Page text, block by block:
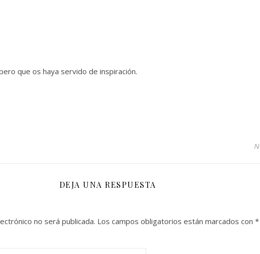
que os haya servido de inspiración.
DEJA UNA RESPUESTA
no será publicada. Los campos obligatorios están marcados con *